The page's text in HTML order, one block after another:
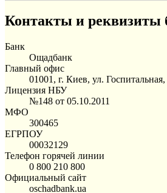
Контакты и реквизиты
Банк
Ощадбанк
Главный офис
01001, г. Киев, ул.
Лицензия НБУ
№148 от 05.10.2011
МФО
300465
ЕГРПОУ
00032129
Телефон горячей линии
0 800 210 800
Официальный сайт
oschadbank.ua